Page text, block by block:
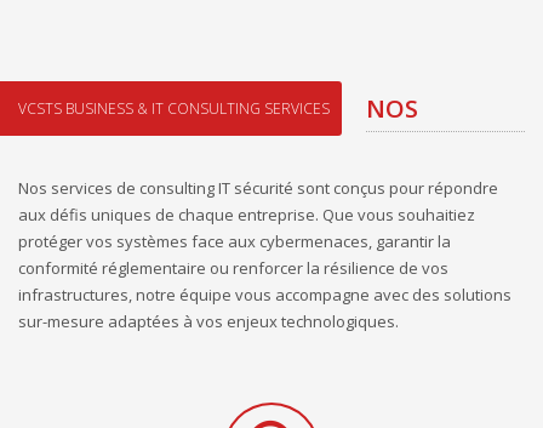
VCSTS BUSINESS & IT CONSULTING SERVICES
NOS
SPÉCIALISÉS
EN IT
SÉCURITÉ
Nos services de consulting IT sécurité sont conçus pour répondre
aux défis uniques de chaque entreprise. Que vous souhaitiez
protéger vos systèmes face aux cybermenaces, garantir la
conformité réglementaire ou renforcer la résilience de vos
infrastructures, notre équipe vous accompagne avec des solutions
sur-mesure adaptées à vos enjeux technologiques.